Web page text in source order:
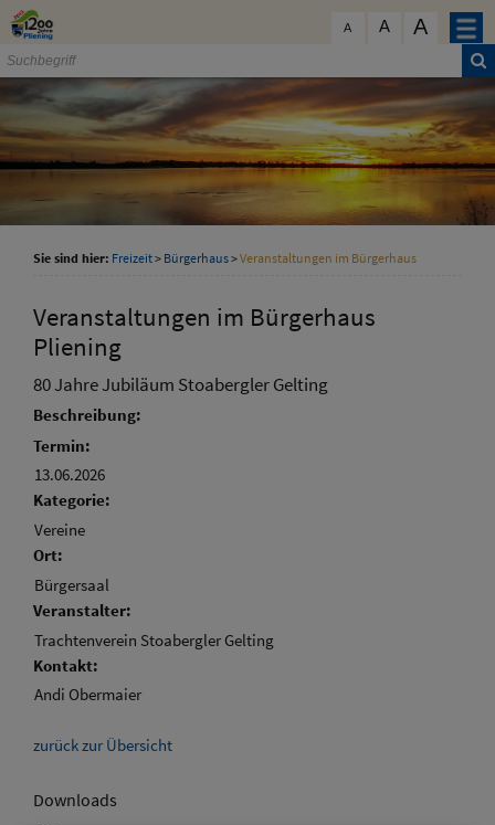
Zum Inhalt
A A A
Sie sind hier: Freizeit> Bürgerhaus>Veranstaltungen im Bürgerhaus
Veranstaltungen im Bürgerhaus
Pliening
80 Jahre Jubiläum Stoabergler Gelting
Beschreibung:
Termin:
13.06.2026
Kategorie:
Vereine
Ort:
Bürgersaal
Veranstalter:
Trachtenverein Stoabergler Gelting
Kontakt:
Andi Obermaier
zurück zur Übersicht
Downloads
schließen